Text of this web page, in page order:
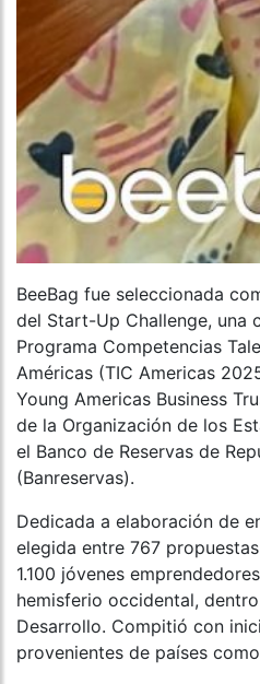
BeeBag fue seleccionada
del Start-Up Challenge, una
Programa Competencias
Américas (TIC Americas
Young Americas Business
de la Organización de los
el Banco de Reservas de
(Banreservas).
Dedicada a elaboración de
elegida entre 767
1.100 jóvenes
hemisferio occidental,
Desarrollo. Compitió con
provenientes de países